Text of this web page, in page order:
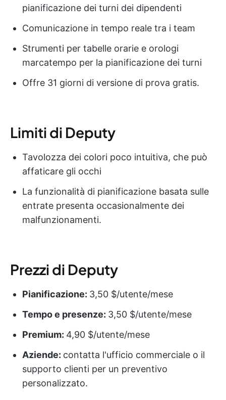
pianificazione dei turni dei dipendenti
Comunicazione in tempo reale tra i team
Strumenti per tabelle orarie e orologi
marcatempo per la pianificazione dei turni
Offre 31 giorni di versione di prova gratis.
Limiti di Deputy
Tavolozza dei colori poco intuitiva, che può
affaticare gli occhi
La funzionalità di pianificazione basata sulle
entrate presenta occasionalmente dei
malfunzionamenti.
Prezzi di Deputy
Pianificazione: 3,50 $/utente/mese
Tempo e presenze: 3,50 $/utente/mese
Premium: 4,90 $/utente/mese
Aziende: contatta l'ufficio commerciale o il
supporto clienti per un preventivo
personalizzato.